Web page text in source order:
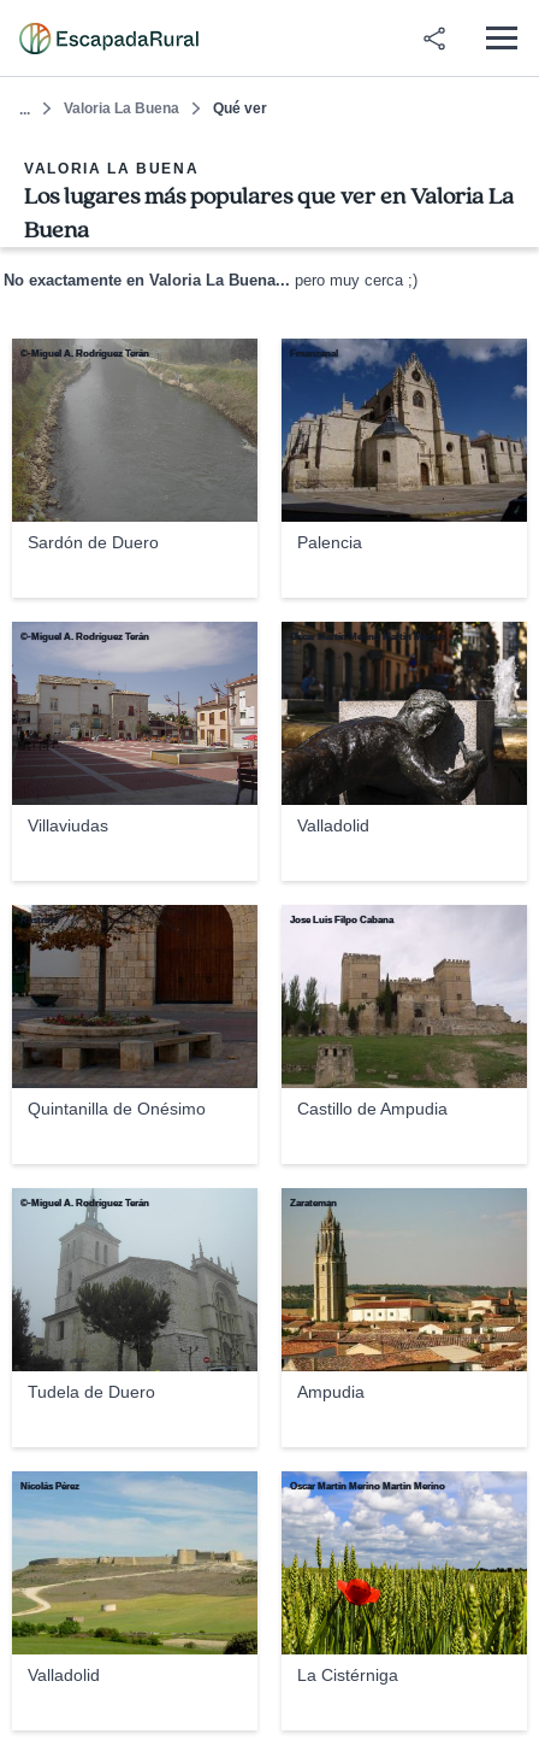
... Valoria La Buena Qué ver
VALORIA LA BUENA
Los lugares más populares que ver en Valoria La
Buena
No exactamente en Valoria La Buena... pero muy cerca ;)
Sardón de Duero
©-Miguel A. Rodríguez Terán
Palencia
Fmanzanal
Villaviudas
©-Miguel A. Rodríguez Terán
Valladolid
Oscar Martín Merino Martin Merino
Quintanilla de Onésimo
Rastrojo
Castillo de Ampudia
Jose Luis Filpo Cabana
Tudela de Duero
©-Miguel A. Rodríguez Terán
Ampudia
Zarateman
Valladolid
Nicolás Pérez
La Cistérniga
Oscar Martín Merino Martin Merino